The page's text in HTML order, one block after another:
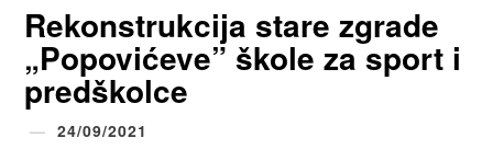
Rekonstrukcija stare zgrade
„Popovićeve” škole za sport i
predškolce
24/09/2021